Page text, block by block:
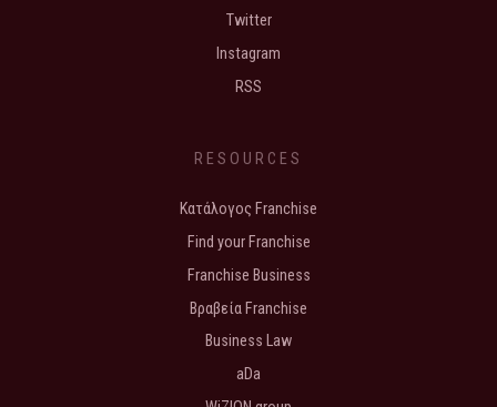
Twitter
Instagram
RSS
RESOURCES
Κατάλογος Franchise
Find your Franchise
Franchise Business
Βραβεία Franchise
Business Law
aDa